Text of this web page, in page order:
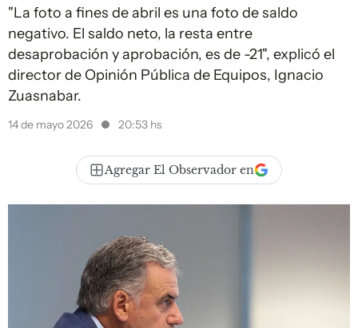
"La foto a fines de abril es una foto de saldo
negativo. El saldo neto, la resta entre
desaprobación y aprobación, es de -21", explicó el
director de Opinión Pública de Equipos, Ignacio
Zuasnabar.
14 de mayo 2026 20:53 hs
Agregar El Observador en